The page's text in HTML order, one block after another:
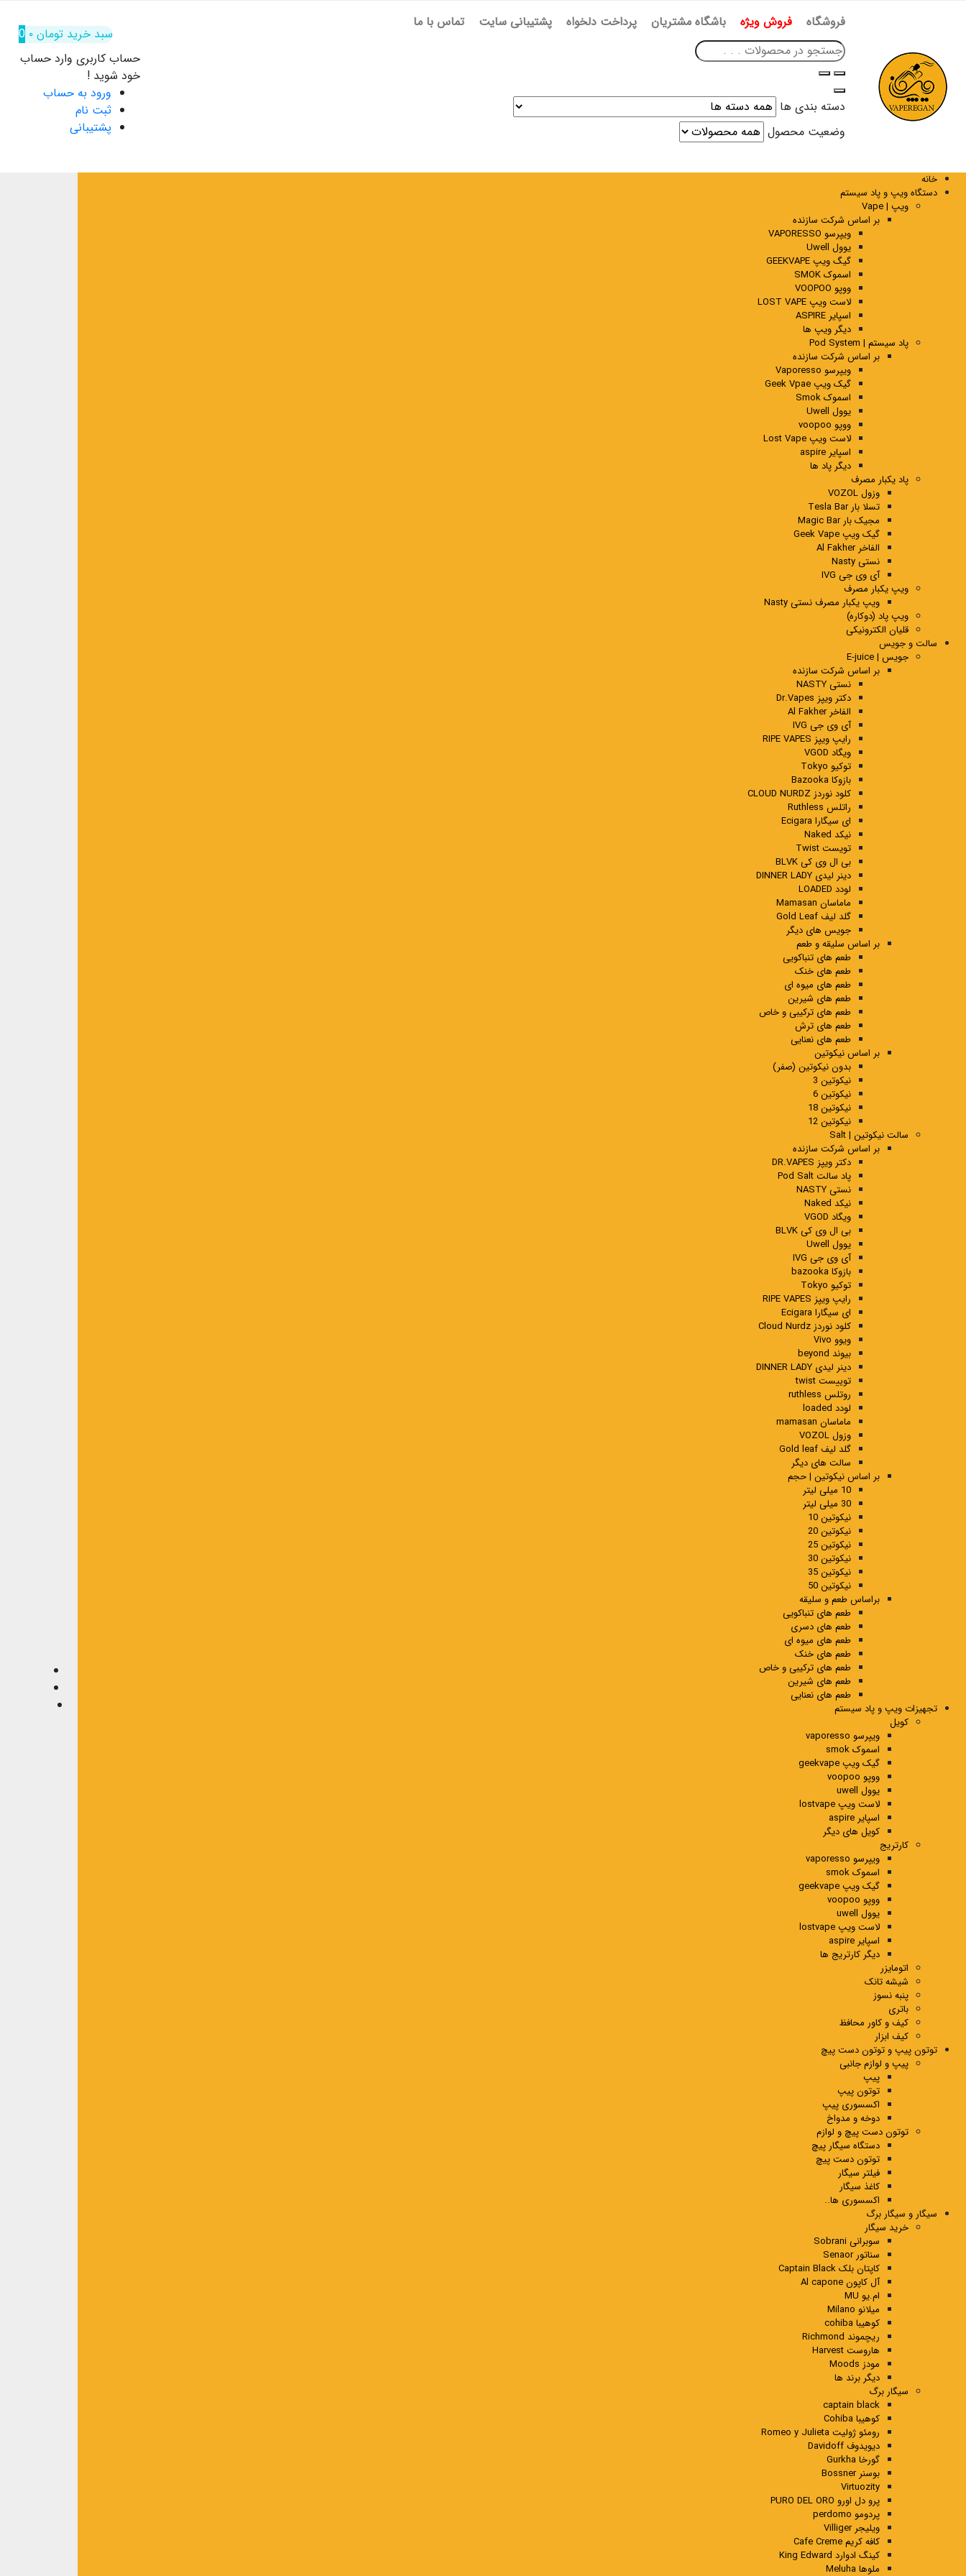
فروشگاه فروش ویژه باشگاه مشتریان پرداخت دلخواه پشتیبانی سایت تماس با ما
دسته بندی ها
وضعیت محصول
سبد خرید تومان۰
0
حساب کاربری وارد حساب
خود شوید !
ورود به حساب
ثبت نام
پشتیبانی
خانه
دستگاه ویپ و پاد سیستم
ویپ | Vape
بر اساس شرکت سازنده
ویپرسو VAPORESSO
یوول Uwell
گیگ ویپ GEEKVAPE
اسموک SMOK
ووپو VOOPOO
لاست ویپ LOST VAPE
اسپایر ASPIRE
دیگر ویپ ها
پاد سیستم | Pod System
بر اساس شرکت سازنده
ویپرسو Vaporesso
گیک ویپ Geek Vpae
اسموک Smok
یوول Uwell
ووپو voopoo
لاست ویپ Lost Vape
اسپایر aspire
دیگر پاد ها
پاد یکبار مصرف
وزول VOZOL
تسلا بار Tesla Bar
مجیک بار Magic Bar
گیک ویپ Geek Vape
الفاخر Al Fakher
نستی Nasty
آی وی جی IVG
ویپ یکبار مصرف
ویپ یکبار مصرف نستی Nasty
ویپ پاد (دوکاره)
قلیان الکترونیکی
سالت و جویس
جویس | E-juice
بر اساس شرکت سازنده
نستی NASTY
دکتر ویپز Dr.Vapes
الفاخر Al Fakher
آی وی جی IVG
رایپ ویپز RIPE VAPES
ویگاد VGOD
توکیو Tokyo
بازوکا Bazooka
کلود نوردز CLOUD NURDZ
راتلس Ruthless
ای سیگارا Ecigara
نیکد Naked
تویست Twist
بی ال وی کی BLVK
دینر لیدی DINNER LADY
لودد LOADED
ماماسان Mamasan
گلد لیف Gold Leaf
جویس های دیگر
بر اساس سلیقه و طعم
طعم های تنباکویی
طعم های خنک
طعم های میوه ای
طعم های شیرین
طعم های ترکیبی و خاص
طعم های ترش
طعم های نعنایی
بر اساس نیکوتین
بدون نیکوتین (صفر)
نیکوتین 3
نیکوتین 6
نیکوتین 18
نیکوتین 12
سالت نیکوتین | Salt
بر اساس شرکت سازنده
دکتر ویپز DR.VAPES
پاد سالت Pod Salt
نستی NASTY
نیکد Naked
ویگاد VGOD
بی ال وی کی BLVK
یوول Uwell
آی وی جی IVG
بازوکا bazooka
توکیو Tokyo
رایپ ویپز RIPE VAPES
ای سیگارا Ecigara
کلود نوردز Cloud Nurdz
ویوو Vivo
بیوند beyond
دینر لیدی DINNER LADY
توییست twist
روتلس ruthless
لودد loaded
ماماسان mamasan
وزول VOZOL
گلد لیف Gold leaf
سالت های دیگر
بر اساس نیکوتین | حجم
10 میلی لیتر
30 میلی لیتر
نیکوتین 10
نیکوتین 20
نیکوتین 25
نیکوتین 30
نیکوتین 35
نیکوتین 50
براساس طعم و سلیقه
طعم های تنباکویی
طعم های دسری
طعم های میوه ای
طعم های خنک
طعم های ترکیبی و خاص
طعم های شیرین
طعم های نعنایی
تجهیزات ویپ و پاد سیستم
کویل
ویپرسو vaporesso
اسموک smok
گیک ویپ geekvape
ووپو voopoo
یوول uwell
لاست ویپ lostvape
اسپایر aspire
کویل های دیگر
کارتریج
ویپرسو vaporesso
اسموک smok
گیک ویپ geekvape
ووپو voopoo
یوول uwell
لاست ویپ lostvape
اسپایر aspire
دیگر کارتریج ها
اتومایزر
شیشه تانک
پنبه نسوز
باتری
کیف و کاور محافظ
کیف ابزار
توتون پیپ و توتون دست پیچ
پیپ و لوازم جانبی
پیپ
توتون پیپ
اکسسوری پیپ
دوخه و مدواخ
توتون دست پیچ و لوازم
دستگاه سیگار پیچ
توتون دست پیچ
فیلتر سیگار
کاغذ سیگار
اکسسوری ها..
سیگار و سیگار برگ
خرید سیگار
سوبرانی Sobrani
سناتور Senaor
کاپتان بلک Captain Black
آل کاپون Al capone
ام.یو MU
میلانو Milano
کوهیبا cohiba
ریچموند Richmond
هاروست Harvest
مودز Moods
دیگر برند ها
سیگار برگ
captain black
کوهیبا Cohiba
رومئو ژولیت Romeo y Julieta
دیویدوف Davidoff
گورخا Gurkha
بوسنر Bossner
Virtuozity
پرو دل اورو PURO DEL ORO
پردومو perdomo
ویلیجر Villiger
کافه کریم Cafe Creme
کینگ ادوارد King Edward
ملوها Meluha